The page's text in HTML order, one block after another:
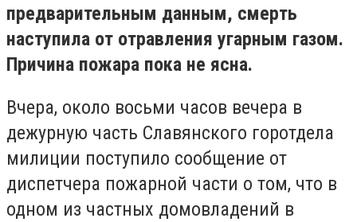
предварительным данным, смерть
наступила от отравления угарным газом.
Причина пожара пока не ясна.
Вчера, около восьми часов вечера в
дежурную часть Славянского горотдела
милиции поступило сообщение от
диспетчера пожарной части о том, что в
одном из частных домовладений в